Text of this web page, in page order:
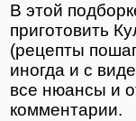
В этой
приготовить
(рецепты
иногда и с
все нюансы и
комментарии.